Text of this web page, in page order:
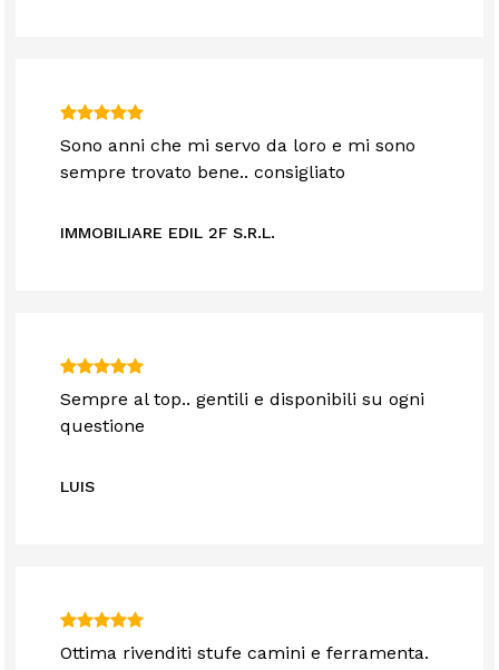
Sono anni che mi servo da loro e mi sono
sempre trovato bene.. consigliato
IMMOBILIARE EDIL 2F S.R.L.
Sempre al top.. gentili e disponibili su ogni
questione
LUIS
Ottima rivenditi stufe camini e ferramenta.